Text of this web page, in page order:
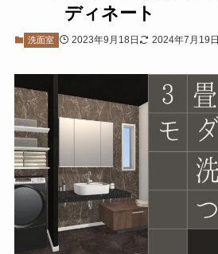
ディネート
洗面室 2023年9月18日 2024年7月19日